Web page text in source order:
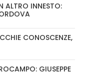
ALTRO INNESTO:
CONOSCENZE,
GIUSEPPE